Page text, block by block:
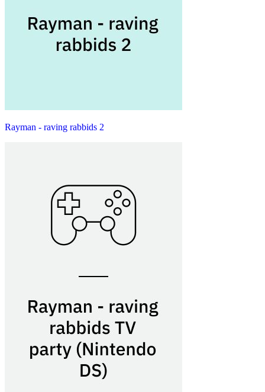
Rayman - raving rabbids 2